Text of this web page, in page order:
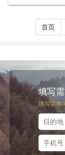
首页
填写
填写需求